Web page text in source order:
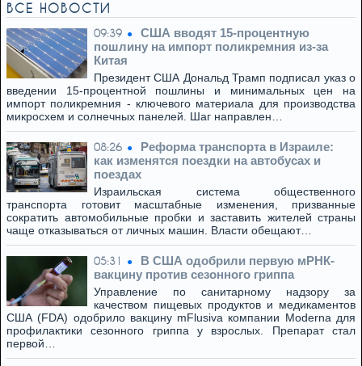
ВСЕ НОВОСТИ
09:39
США вводят 15-процентную
пошлину на импорт поликремния из-за
Китая
Президент США Дональд Трамп подписал указ о
введении 15-процентной пошлины и минимальных цен на
импорт поликремния - ключевого материала для производства
микросхем и солнечных панелей. Шаг направлен…
08:26
Реформа транспорта в Израиле:
как изменятся поездки на автобусах и
поездах
Израильская система общественного
транспорта готовит масштабные изменения, призванные
сократить автомобильные пробки и заставить жителей страны
чаще отказываться от личных машин. Власти обещают…
05:31
В США одобрили первую мРНК-
вакцину против сезонного гриппа
Управление по санитарному надзору за
качеством пищевых продуктов и медикаментов
США (FDA) одобрило вакцину mFlusiva компании Moderna для
профилактики сезонного гриппа у взрослых. Препарат стал
первой…